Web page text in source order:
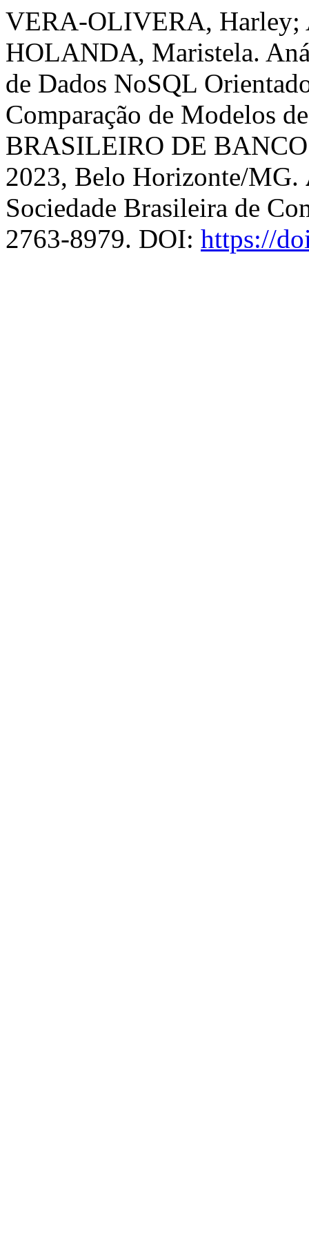
VERA-OLIVERA,
HOLANDA, Maristela.
de Dados NoSQL
Comparação de Modelos
BRASILEIRO DE
2023, Belo Horizonte/MG.
Sociedade Brasileira de
2763-8979. DOI: https://